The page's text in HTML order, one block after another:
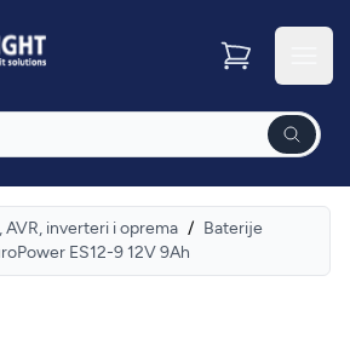
AVR, inverteri i oprema / Baterije
ES12-9 12V 9Ah